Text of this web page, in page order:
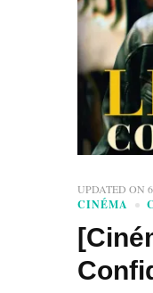
UPDATED ON
CINÉMA